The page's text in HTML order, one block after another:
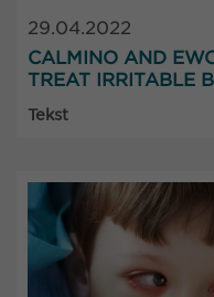
29.04.2022
CALMINO AND
TREAT IRRITABLE
Tekst